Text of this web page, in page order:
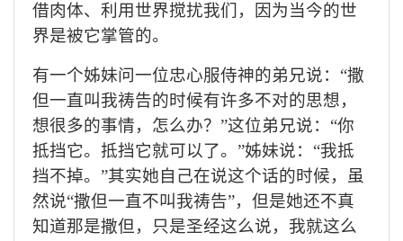
借肉体、利用世界搅扰我们，因为当今的世
界是被它掌管的。
有一个姊妹问一位忠心服侍神的弟兄说： “撒
但一直叫我祷告的时候有许多不对的思想，
想很多的事情， 怎么办？ ”这位弟兄说： “你
抵挡它。 抵挡它就可以了。 ”姊妹说： “我抵
挡不掉。 ”其实她自己在说这个话的时候， 虽
然说“撒但一直不叫我祷告”，但是她还不真
知道那是撒但，只是圣经这么说，我就这么